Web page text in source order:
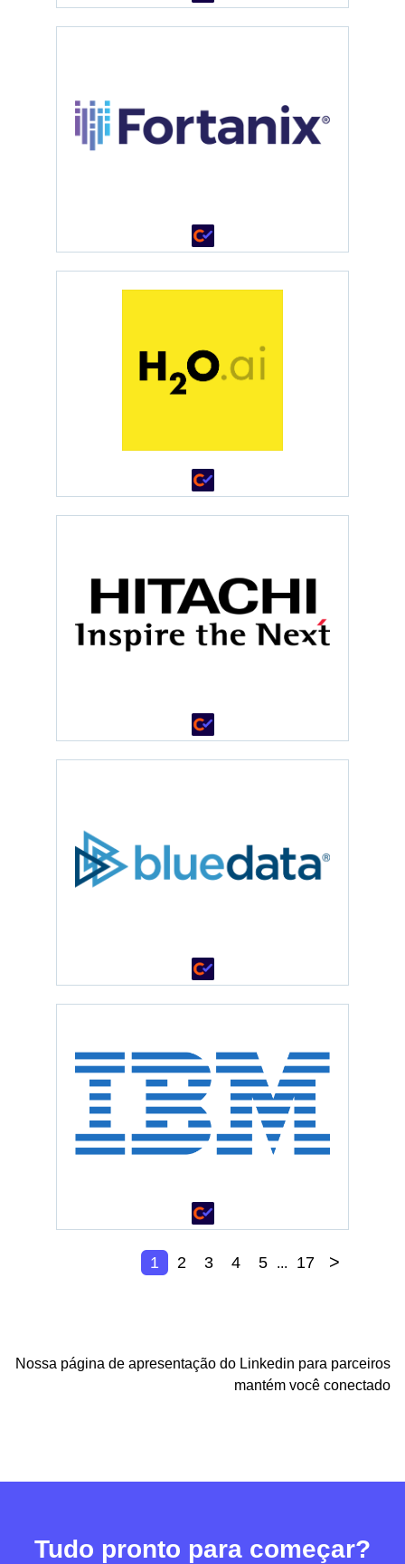
1 2 3 4 5 ... 17 >
Nossa página de apresentação do Linkedin para parceiros
mantém você conectado
Tudo pronto para começar?